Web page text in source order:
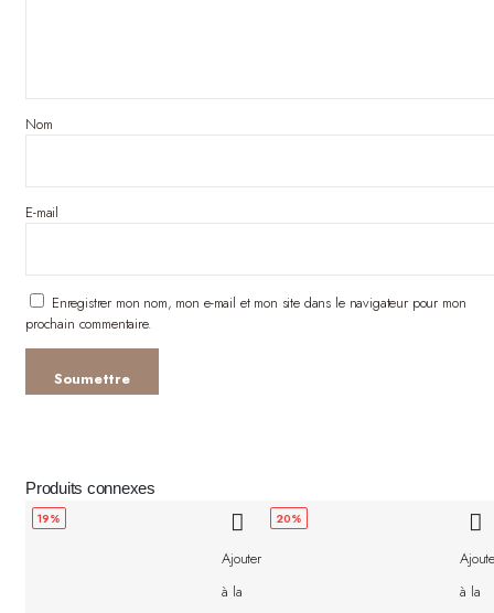
Nom
E-mail
Enregistrer mon nom, mon e-mail et mon site dans le navigateur pour mon
prochain commentaire.
Produits connexes
19%
Ajouter
à la
20%
à la